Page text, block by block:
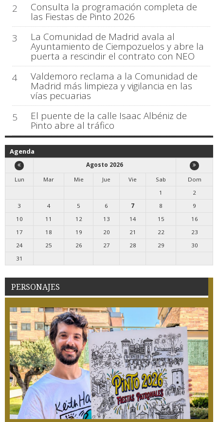
2
Consulta la programación completa de
las Fiestas de Pinto 2026
3
La Comunidad de Madrid avala al
Ayuntamiento de Ciempozuelos y abre la
puerta a rescindir el contrato con NEO
4
Valdemoro reclama a la Comunidad de
Madrid más limpieza y vigilancia en las
vías pecuarias
5
El puente de la calle Isaac Albéniz de
Pinto abre al tráfico
Agenda
Agosto 2026
Lun
Mar Mie Jue Vie Sab
Dom
1
2
3
4 5 6 7 8
9
10
11 12 13 14 15
16
17
18 19 20 21 22
23
24
25 26 27 28 29
30
31
PERSONAJES